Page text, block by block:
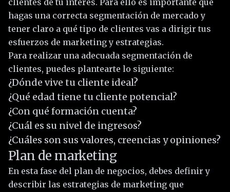
clientes de tu interés. Para ello es importante que
hagas una correcta segmentación de mercado y
tener claro a qué tipo de clientes vas a dirigir tus
esfuerzos de marketing y estrategias.
Para realizar una adecuada segmentación de
clientes, puedes plantearte lo siguiente:
¿Dónde vive tu cliente ideal?
¿Qué edad tiene tu cliente potencial?
¿Con qué formación cuenta?
¿Cuál es su nivel de ingresos?
¿Cuáles son sus valores, creencias y opiniones?
Plan de marketing
En esta fase del plan de negocios, debes definir y
describir las estrategias de marketing que